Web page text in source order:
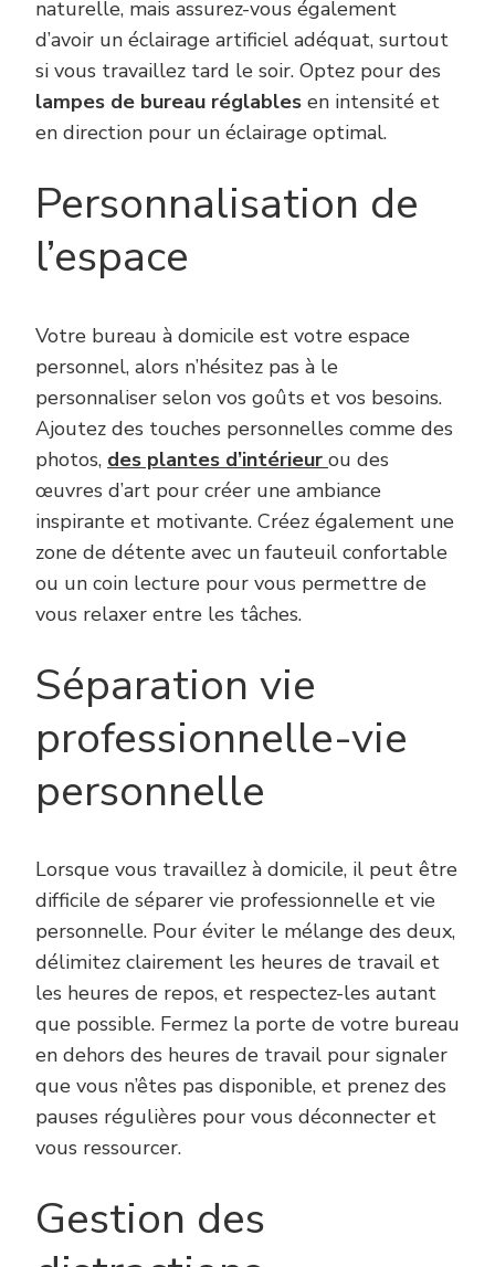
naturelle, mais assurez-vous également
d’avoir un éclairage artificiel adéquat, surtout
si vous travaillez tard le soir. Optez pour des
lampes de bureau réglables en intensité et
en direction pour un éclairage optimal.
Personnalisation de
l’espace
Votre bureau à domicile est votre espace
personnel, alors n’hésitez pas à le
personnaliser selon vos goûts et vos besoins.
Ajoutez des touches personnelles comme des
photos, des plantes d’intérieur ou des
œuvres d’art pour créer une ambiance
inspirante et motivante. Créez également une
zone de détente avec un fauteuil confortable
ou un coin lecture pour vous permettre de
vous relaxer entre les tâches.
Séparation vie
professionnelle-vie
personnelle
Lorsque vous travaillez à domicile, il peut être
difficile de séparer vie professionnelle et vie
personnelle. Pour éviter le mélange des deux,
délimitez clairement les heures de travail et
les heures de repos, et respectez-les autant
que possible. Fermez la porte de votre bureau
en dehors des heures de travail pour signaler
que vous n’êtes pas disponible, et prenez des
pauses régulières pour vous déconnecter et
vous ressourcer.
Gestion des